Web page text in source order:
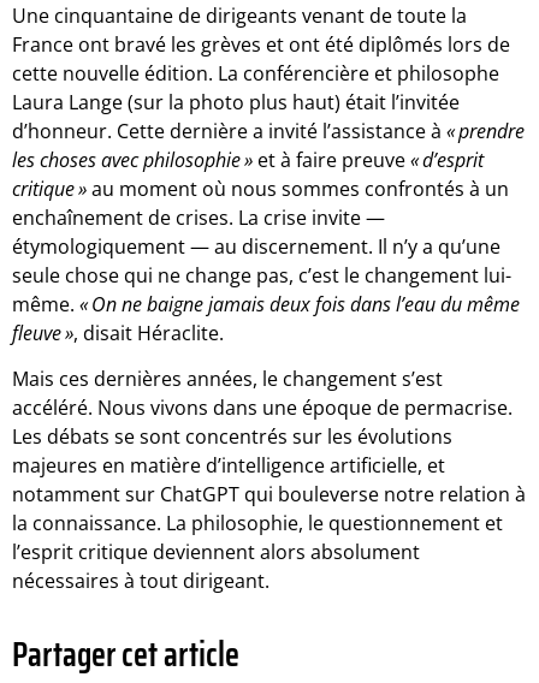
Une cinquantaine de dirigeants venant de toute la
France ont bravé les grèves et ont été diplômés lors de
cette nouvelle édition. La conférencière et philosophe
Laura Lange (sur la photo plus haut) était l’invitée
d’honneur. Cette dernière a invité l’assistance à « prendre
les choses avec philosophie » et à faire preuve« d’esprit
critique »au moment où nous sommes confrontés à un
enchaînement de crises. La crise invite —
étymologiquement — au discernement. Il n’y a qu’une
seule chose qui ne change pas, c’est le changement lui-
même. « On ne baigne jamais deux fois dans l’eau du même
fleuve », disait Héraclite.
Mais ces dernières années, le changement s’est
accéléré. Nous vivons dans une époque de permacrise.
Les débats se sont concentrés sur les évolutions
majeures en matière d’intelligence artificielle, et
notamment sur ChatGPT qui bouleverse notre relation à
la connaissance. La philosophie, le questionnement et
l’esprit critique deviennent alors absolument
nécessaires à tout dirigeant.
Partager cet article